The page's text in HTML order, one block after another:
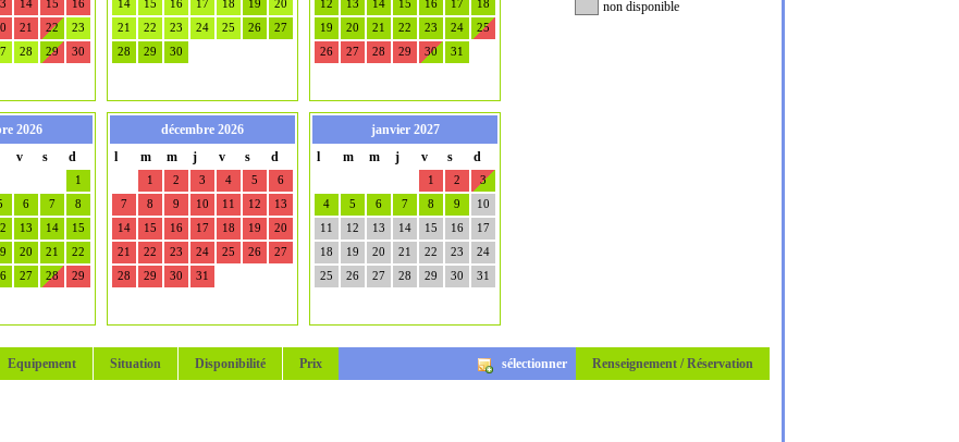
non disponible
14 15
16
21 22
23
28 29
30
14
15 16 17 18 19
20
21
22 23 24 25 26
27
28
29 30
12
13 14 15 16 17
18
19
20 21 22 23 24
25
26
27 28 29 30 31
2026
v s d
1
6 7
8
13 14
15
20 21
22
27 28
29
décembre 2026
l
m m j v s d
1 2 3 4 5
6
7
8 9 10 11 12
13
14
15 16 17 18 19
20
21
22 23 24 25 26
27
28
29 30 31
janvier 2027
l
m m j v s d
1 2
3
4
5 6 7 8 9
10
11
12 13 14 15 16
17
18
19 20 21 22 23
24
25
26 27 28 29 30 31
Equipement Situation Disponibilité Prix Renseignement / Réservation
sélectionner